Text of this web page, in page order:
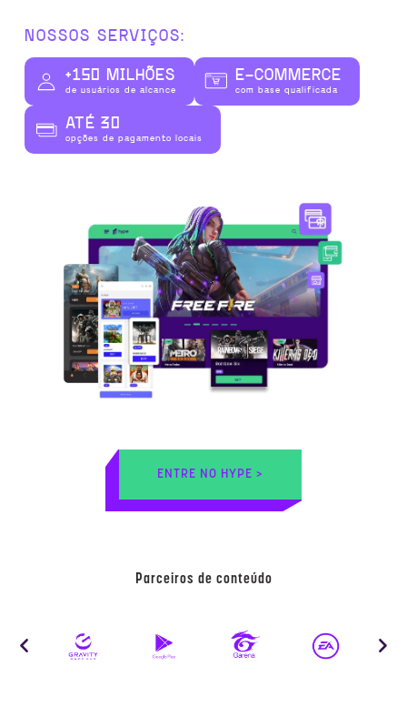
NOSSOS SERVIÇOS:
+150 MILHÕES
de usuários de alcance
E-COMMERCE
com base qualificada
ATÉ 30
opções de pagamento locais
ENTRE NO HYPE >
Parceiros de conteúdo